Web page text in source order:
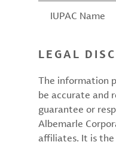
IUPAC Name
LEGAL
The information
be accurate and
guarantee or
Albemarle
affiliates. It is